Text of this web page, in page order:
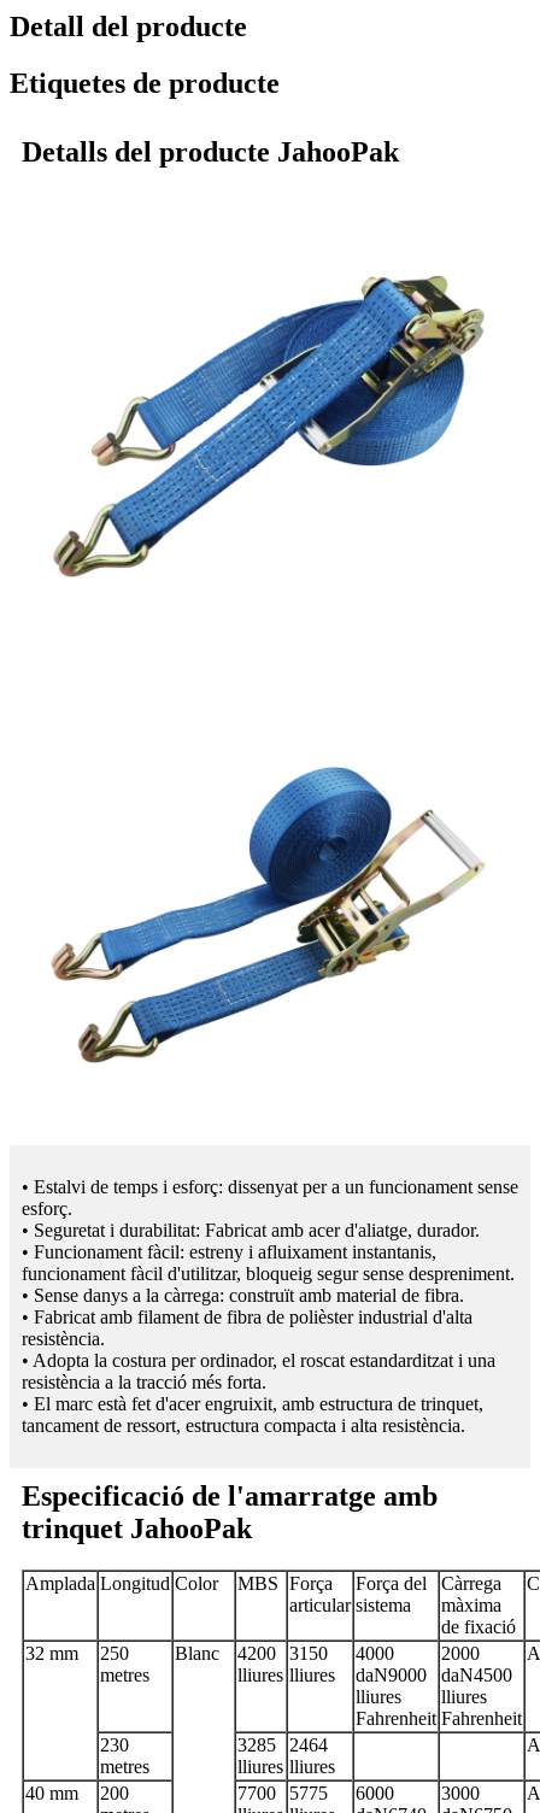
Detall del producte
Etiquetes de producte
Detalls del producte JahooPak
• Estalvi de temps i esforç: dissenyat per a un funcionament sense
esforç.
• Seguretat i durabilitat: Fabricat amb acer d'aliatge, durador.
• Funcionament fàcil: estreny i afluixament instantanis,
funcionament fàcil d'utilitzar, bloqueig segur sense despreniment.
• Sense danys a la càrrega: construït amb material de fibra.
• Fabricat amb filament de fibra de polièster industrial d'alta
resistència.
• Adopta la costura per ordinador, el roscat estandarditzat i una
resistència a la tracció més forta.
• El marc està fet d'acer engruixit, amb estructura de trinquet,
tancament de ressort, estructura compacta i alta resistència.
Especificació de l'amarratge amb
trinquet JahooPak
Amplada Longitud Color MBS Força
articular
Força del
sistema
Càrrega
màxima
de fixació
32 mm
250
metres
Blanc
4200
lliures
3150
lliures
4000
daN9000
lliures
Fahrenheit
2000
daN4500
lliures
Fahrenheit
230
metres
3285
lliures
2464
lliures
40 mm
200
7700
5775
6000
3000